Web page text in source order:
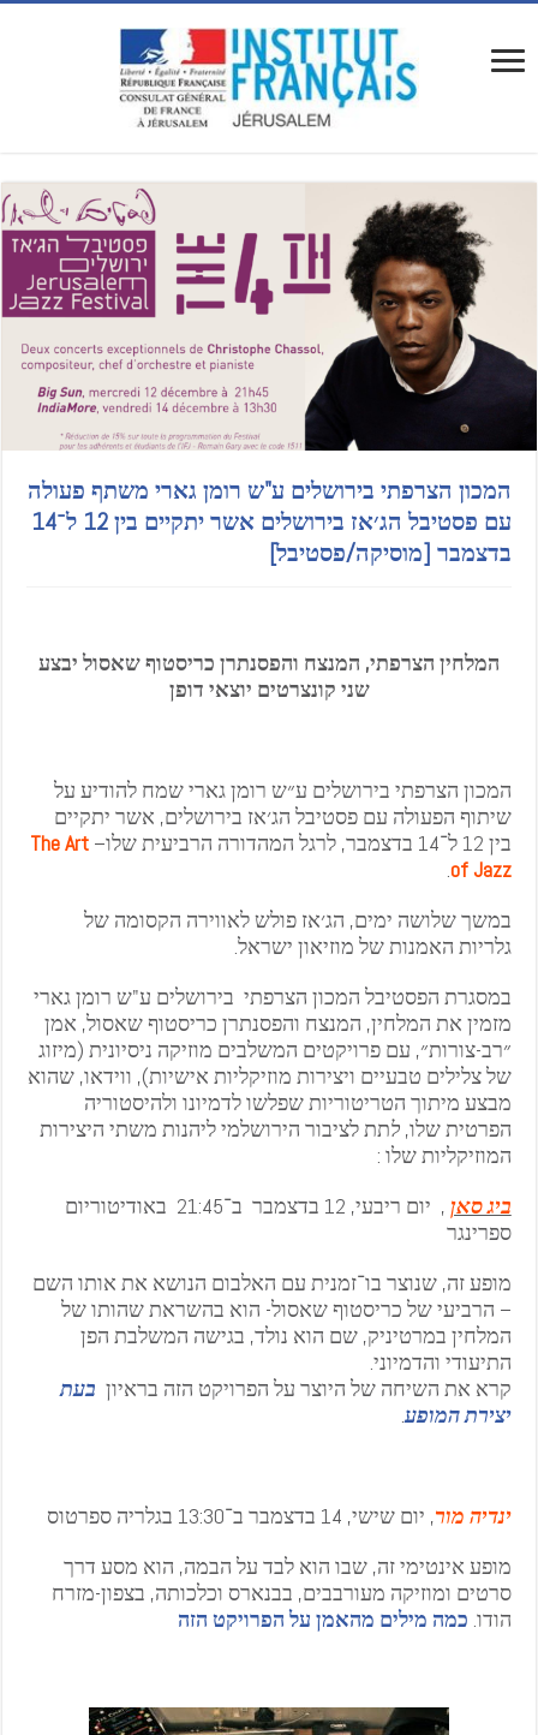
המכון הצרפתי בירושלים ע"ש רומן גארי משתף פעולה
עם פסטיבל הג׳אז בירושלים אשר יתקיים בין 12 ל־14
בדצמבר [מוסיקה/פסטיבל]
המלחין הצרפתי, המנצח והפסנתרן כריסטוף שאסול יבצע
שני קונצרטים יוצאי דופן
המכון הצרפתי בירושלים ע״ש רומן גארי שמח להודיע על
שיתוף הפעולה עם פסטיבל הג׳אז בירושלים, אשר יתקיים
בין 12 ל־14 בדצמבר, לרגל המהדורה הרביעית שלו–
The Art
of Jazz
.
במשך שלושה ימים, הג׳אז פולש לאווירה הקסומה של
גלריות האמנות של מוזיאון ישראל.
במסגרת הפסטיבל המכון הצרפתי בירושלים ע"ש רומן גארי
מזמין את המלחין, המנצח והפסנתרן כריסטוף שאסול, אמן
״רב-צורות״, עם פרויקטים המשלבים מוזיקה ניסיונית (מיזוג
של צלילים טבעיים ויצירות מוזיקליות אישיות), ווידאו, שהוא
מבצע מיתוך הטריטוריות שפלשו לדמיונו ולהיסטוריה
הפרטית שלו,לתת לציבור הירושלמי ליהנות משתי היצירות
המוזיקליות שלו :
ביג סאן
, יום ריבעי, 12 בדצמבר ב־21:45 באודיטוריום
ספרינגר
מופע זה, שנוצר בו־זמנית עם האלבום הנושא את אותו השם
– הרביעי של כריסטוף שאסול- הוא בהשראת שהותו של
המלחין במרטיניק, שם הוא נולד, בגישה המשלבת הפן
התיעודי והדמיוני.
קרא את השיחה של היוצר על הפרויקט הזה בראיון בעת
יצירת המופע.
ינדיה מור, יום שישי, 14 בדצמבר ב־13:30 בגלריה ספרטוס
מופע אינטימי זה, שבו הוא לבד על הבמה, הוא מסע דרך
סרטים ומוזיקה מעורבבים, בבנארס וכלכותה, בצפון-מזרח
הודו. כמה מילים מהאמן על הפרויקט הזה